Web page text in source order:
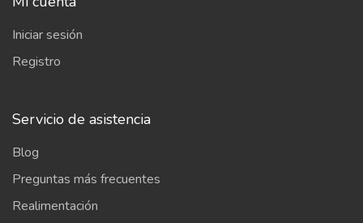
Iniciar sesión
Registro
Servicio de asistencia
Blog
Preguntas más frecuentes
Realimentación